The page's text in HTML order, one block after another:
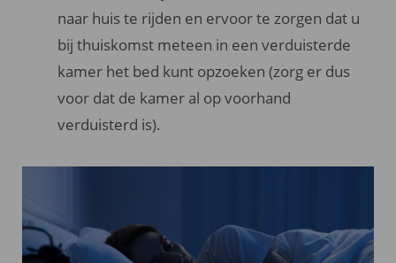
naar huis te rijden en ervoor te zorgen dat u
bij thuiskomst meteen in een verduisterde
kamer het bed kunt opzoeken (zorg er dus
voor dat de kamer al op voorhand
verduisterd is).